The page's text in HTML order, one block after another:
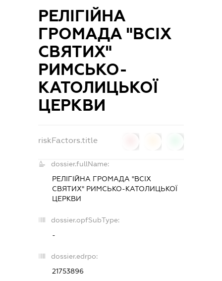
РЕЛІГІЙНА
ГРОМАДА "ВСІХ
СВЯТИХ"
РИМСЬКО-
КАТОЛИЦЬКОЇ
ЦЕРКВИ
riskFactors.title
dossier.fullName:
РЕЛІГІЙНА ГРОМАДА "ВСІХ
СВЯТИХ" РИМСЬКО-КАТОЛИЦЬКОЇ
ЦЕРКВИ
dossier.opfSubType:
-
dossier.edrpo:
21753896